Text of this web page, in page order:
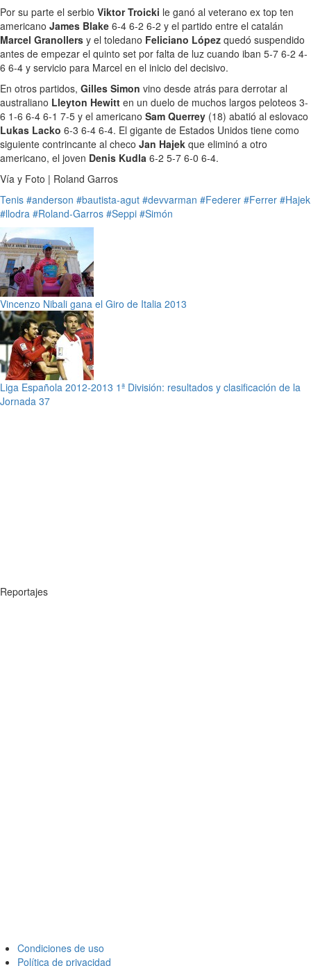
Por su parte el serbio Viktor Troicki le ganó al veterano ex top ten
americano James Blake 6-4 6-2 6-2 y el partido entre el catalán
Marcel Granollers y el toledano Feliciano López quedó suspendido
antes de empezar el quinto set por falta de luz cuando iban 5-7 6-2 4-
6 6-4 y servicio para Marcel en el inicio del decisivo.
En otros partidos, Gilles Simon vino desde atrás para derrotar al
australiano Lleyton Hewitt en un duelo de muchos largos peloteos 3-
6 1-6 6-4 6-1 7-5 y el americano Sam Querrey (18) abatió al eslovaco
Lukas Lacko 6-3 6-4 6-4. El gigante de Estados Unidos tiene como
siguiente contrincante al checo Jan Hajek que eliminó a otro
americano, el joven Denis Kudla 6-2 5-7 6-0 6-4.
Vía y Foto | Roland Garros
Tenis #anderson #bautista-agut #devvarman #Federer #Ferrer #Hajek
#llodra #Roland-Garros #Seppi #Simón
Vincenzo Nibali gana el Giro de Italia 2013
Liga Española 2012-2013 1ª División: resultados y clasificación de la
Jornada 37
Reportajes
Condiciones de uso
Política de privacidad